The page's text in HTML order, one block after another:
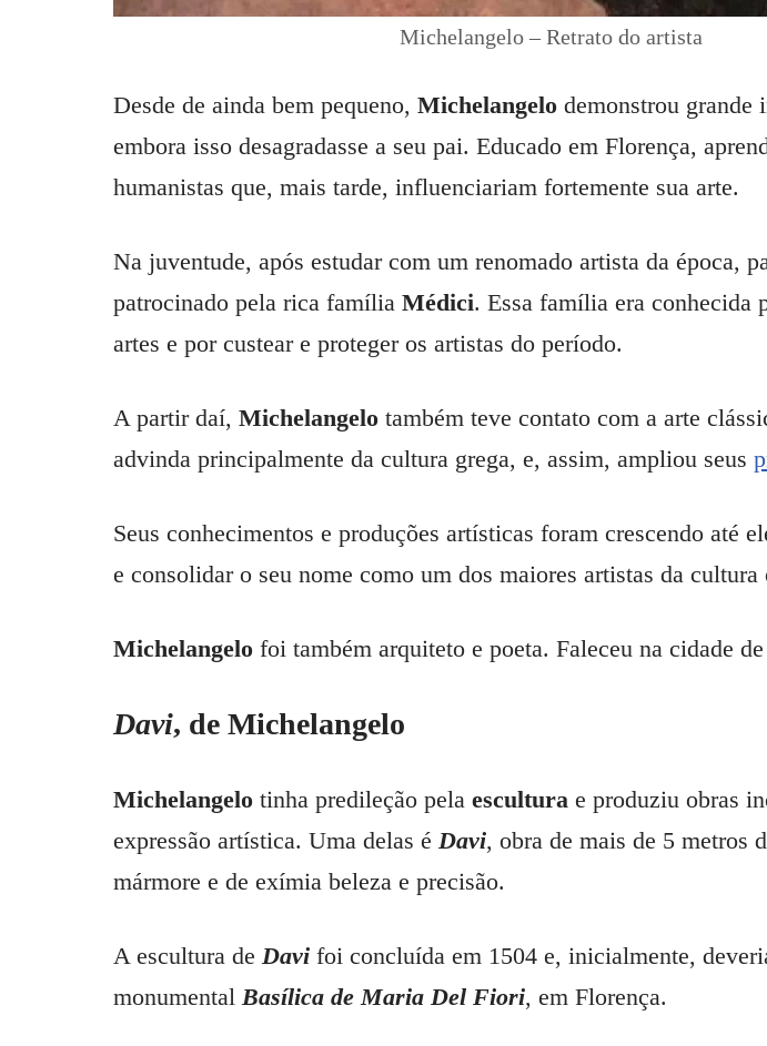
Michelangelo – Retrato do artista
Desde de ainda bem pequeno, Michelangelo demonstrou grande
embora isso desagradasse a seu pai. Educado em Florença,
humanistas que, mais tarde, influenciariam fortemente sua arte.
Na juventude, após estudar com um renomado artista da época,
patrocinado pela rica família Médici. Essa família era conhecida
artes e por custear e proteger os artistas do período.
A partir daí, Michelangelo também teve contato com a arte
advinda principalmente da cultura grega, e, assim, ampliou seus
Seus conhecimentos e produções artísticas foram crescendo até
e consolidar o seu nome como um dos maiores artistas da
Michelangelo foi também arquiteto e poeta. Faleceu na cidade
Davi, de Michelangelo
Michelangelo tinha predileção pela escultura e produziu obras
expressão artística. Uma delas é Davi, obra de mais de 5 metros
mármore e de exímia beleza e precisão.
A escultura de Davi foi concluída em 1504 e, inicialmente,
monumentalBasílica de Maria Del Fiori, em Florença.